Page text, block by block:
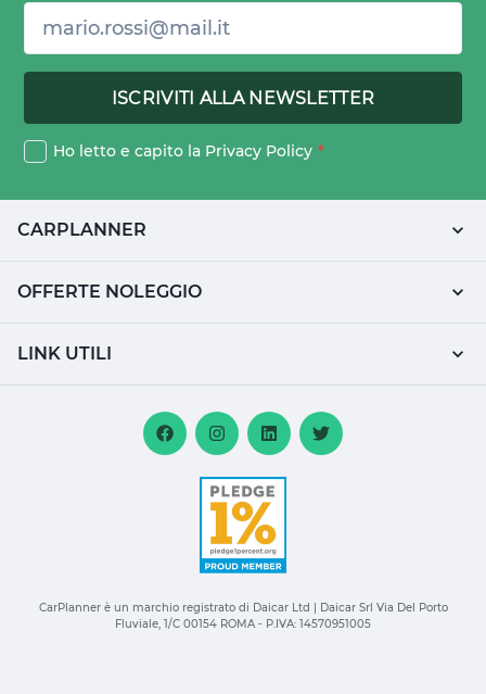
Ho letto e capito la Privacy Policy *
CARPLANNER
OFFERTE NOLEGGIO
LINK UTILI
CarPlanner è un marchio registrato di Daicar Ltd | Daicar Srl Via Del Porto
Fluviale, 1/C 00154 ROMA - P.IVA: 14570951005